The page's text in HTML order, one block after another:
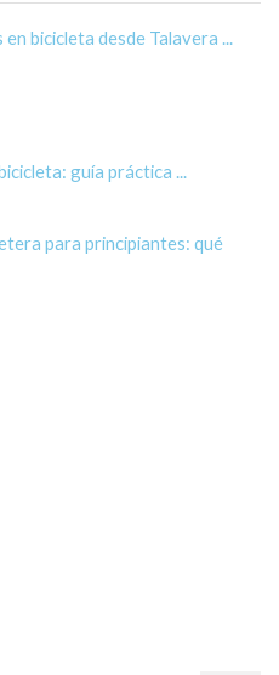
bicicleta desde Talavera ...
guía práctica ...
para principiantes: qué